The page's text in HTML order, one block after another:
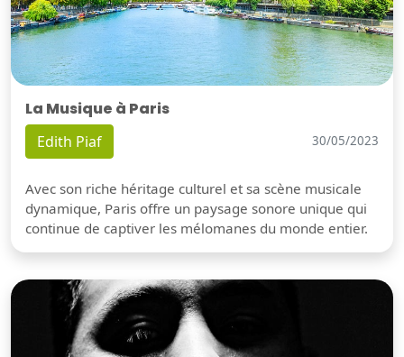
La Musique à Paris
Edith Piaf 30/05/2023
Avec son riche héritage culturel et sa scène musicale
dynamique, Paris offre un paysage sonore unique qui
continue de captiver les mélomanes du monde entier.